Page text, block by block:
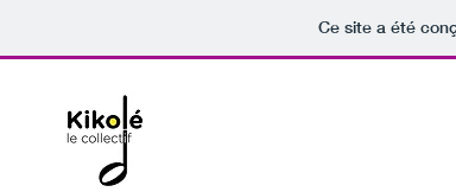
Ce site a été